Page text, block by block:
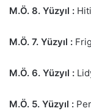
M.Ö. 8. Yüzyıl :
M.Ö. 7. Yüzyıl :
M.Ö. 6. Yüzyıl :
M.Ö. 5. Yüzyıl :